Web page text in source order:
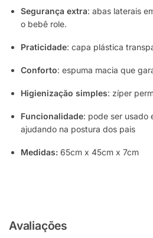
Segurança extra: abas laterais
o bebê role.
Praticidade: capa plástica
Conforto: espuma macia que
Higienização simples: zíper
Funcionalidade: pode ser usado
ajudando na postura dos pais
Medidas: 65cm x 45cm x 7cm
Avaliações